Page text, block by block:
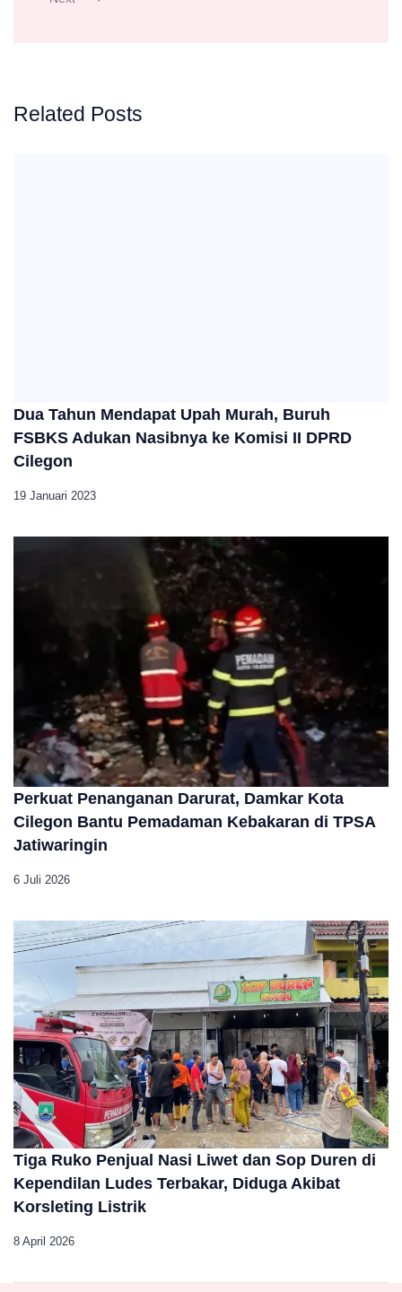
Related Posts
Dua Tahun Mendapat Upah Murah, Buruh
FSBKS Adukan Nasibnya ke Komisi II DPRD
Cilegon
19 Januari 2023
Perkuat Penanganan Darurat, Damkar Kota
Cilegon Bantu Pemadaman Kebakaran di TPSA
Jatiwaringin
6 Juli 2026
Tiga Ruko Penjual Nasi Liwet dan Sop Duren di
Kependilan Ludes Terbakar, Diduga Akibat
Korsleting Listrik
8 April 2026